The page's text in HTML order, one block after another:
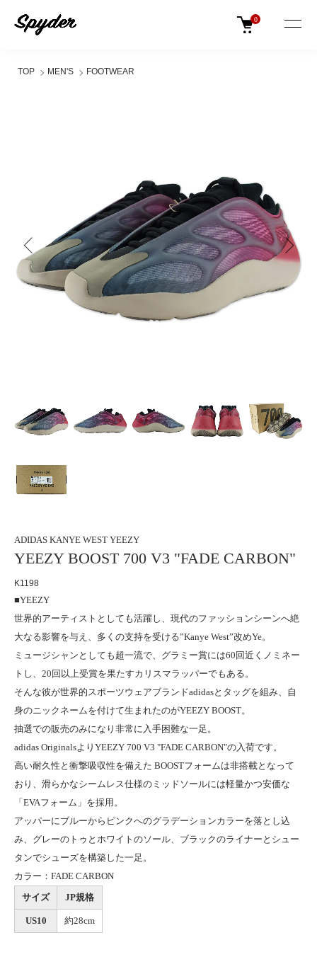
0
TOP MEN'S FOOTWEAR
ADIDAS KANYE WEST YEEZY
YEEZY BOOST 700 V3 "FADE CARBON"
K1198
■YEEZY
世界的アーティストとしても活躍し、現代のファッションシーンへ絶
大なる影響を与え、多くの支持を受ける”Kanye West”改めYe。
ミュージシャンとしても超一流で、グラミー賞には60回近くノミネー
トし、20回以上受賞を果たすカリスマラッパーでもある。
そんな彼が世界的スポーツウェアブランドadidasとタッグを組み、自
身のニックネームを付けて生まれたのがYEEZY BOOST。
抽選での販売のみになり非常に入手困難な一足。
adidas OriginalsよりYEEZY 700 V3 "FADE CARBON"の入荷です。
高い耐久性と衝撃吸収性を備えた BOOSTフォームは非搭載となって
おり、滑らかなシームレス仕様のミッドソールには軽量かつ安価な
「EVAフォーム」を採用。
アッパーにブルーからピンクへのグラデーションカラーを落とし込
み、グレーのトゥとホワイトのソール、ブラックのライナーとシュー
タンでシューズを構築した一足。
カラー：FADE CARBON
サイズ
JP規格
US10 約28cm